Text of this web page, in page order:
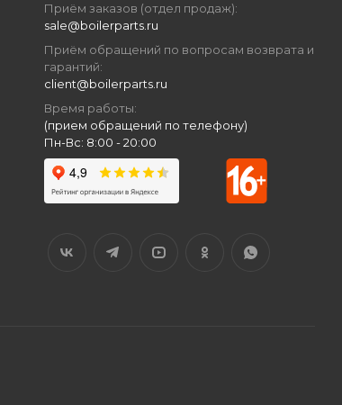
Приём заказов (отдел продаж):
sale@boilerparts.ru
Приём обращений по вопросам возврата и
гарантий:
client@boilerparts.ru
Время работы:
(прием обращений по телефону)
Пн-Вс: 8:00 - 20:00